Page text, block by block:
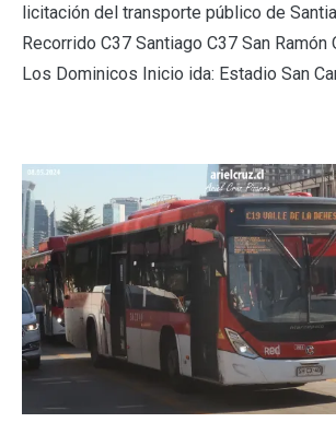
licitación del transporte público de
Recorrido C37 Santiago C37 San
Los Dominicos Inicio ida: Estadio San